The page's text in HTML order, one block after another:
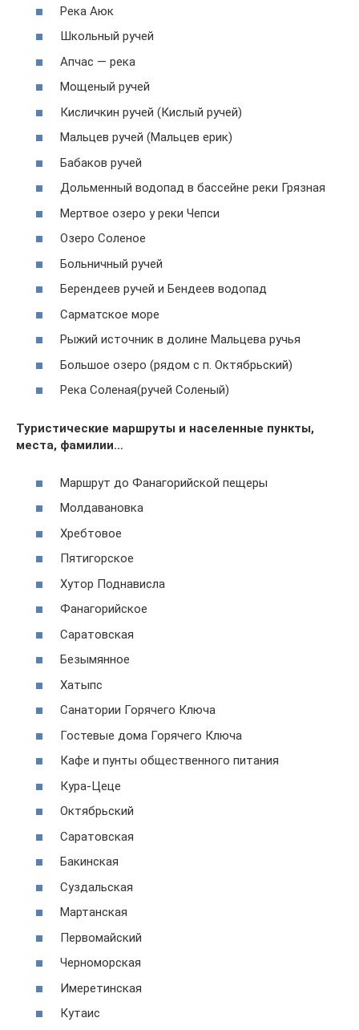
Река Аюк
Школьный ручей
Апчас — река
Мощеный ручей
Кисличкин ручей (Кислый ручей)
Мальцев ручей (Мальцев ерик)
Бабаков ручей
Дольменный водопад в бассейне реки Грязная
Мертвое озеро у реки Чепси
Озеро Соленое
Больничный ручей
Берендеев ручей и Бендеев водопад
Сарматское море
Рыжий источник в долине Мальцева ручья
Большое озеро (рядом с п. Октябрьский)
Река Соленая(ручей Соленый)
Туристические маршруты и населенные пункты,
места, фамилии…
Маршрут до Фанагорийской пещеры
Молдавановка
Хребтовое
Пятигорское
Хутор Поднависла
Фанагорийское
Саратовская
Безымянное
Хатыпс
Санатории Горячего Ключа
Гостевые дома Горячего Ключа
Кафе и пунты общественного питания
Кура-Цеце
Октябрьский
Саратовская
Бакинская
Суздальская
Мартанская
Первомайский
Черноморская
Имеретинская
Кутаис